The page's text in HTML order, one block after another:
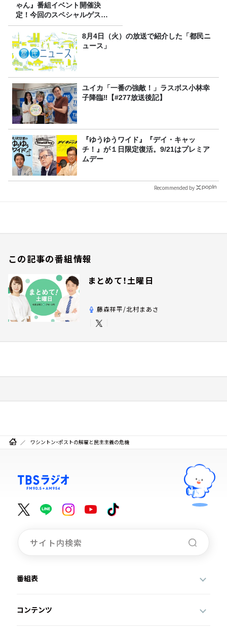
ゃん』番組イベント開催決
定！今回のスペシャルゲスト
は、タカアンドトシ！
8月4日（火）の放送で紹介した「都民ニ
ュース」
ユイカ「一番の強敵！」ラスボス小林幸
子降臨‼【#277放送後記】
『ゆうゆうワイド』『デイ・キャッ
チ！』が１日限定復活。9/21はプレミア
ムデー
Recommended by
この記事の番組情報
まとめて！土曜日
藤森祥平/北村まあさ
ワシントン・ポストの解雇と民主主義の危機
番組表
コンテンツ